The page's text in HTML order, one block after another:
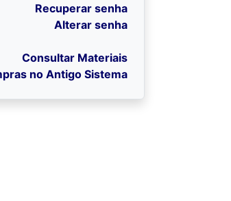
Recuperar senha
Alterar senha
Consultar Materiais
no Antigo Sistema